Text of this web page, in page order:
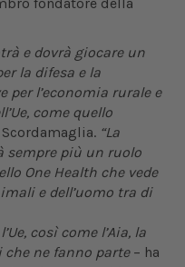
fondatore della
e dovrà giocare un
la difesa e la
per l’economia rurale e
come quello
“La
sempre più un ruolo
One Health che vede
e dell’uomo tra di
così come l’Aia, la
che ne fanno parte – ha